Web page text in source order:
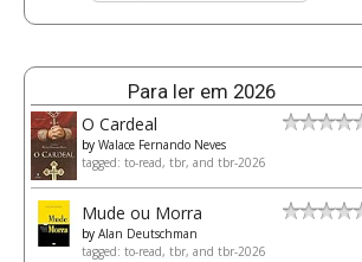
Para ler em 2026
O Cardeal
by Walace Fernando Neves
tagged: to-read, tbr, and tbr-2026
Mude ou Morra
by Alan Deutschman
tagged: to-read, tbr, and tbr-2026